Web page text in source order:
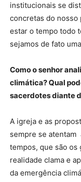
institucionais se
concretas do nosso
estar o tempo todo
sejamos de fato
Como o senhor
climática? Qual
sacerdotes diante
A igreja e as
sempre se atentam
tempos, que são os
realidade clama e
da emergência